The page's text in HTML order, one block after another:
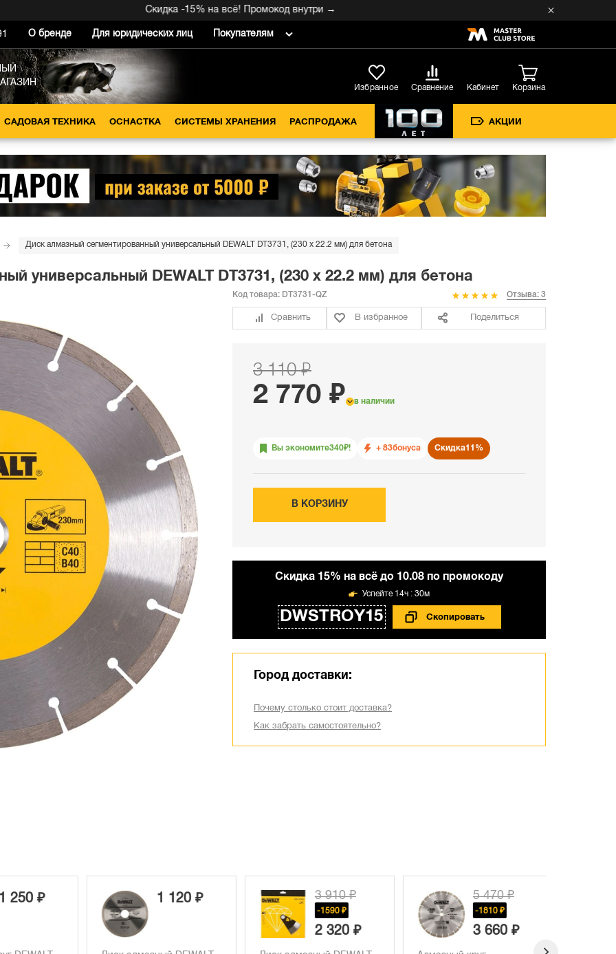
Скидка -15% на всё! Промокод внутри →
О бренде Для юридических лиц Покупателям
Избранное Сравнение Кабинет Корзина
САДОВАЯ ТЕХНИКА ОСНАСТКА СИСТЕМЫ ХРАНЕНИЯ РАСПРОДАЖА АКЦИИ
Диск алмазный сегментированный универсальный DEWALT DT3731, (230 x 22.2 мм) для бетона
универсальный DEWALT DT3731, (230 x 22.2 мм) для бетона
Код товара: DT3731-QZ Отзыва: 3
Сравнить В избранное Поделиться
3 110 ₽
2 770 ₽ в наличии
Вы экономите340₽! + 83бонуса Скидка11%
В КОРЗИНУ
Cкидка 15% на всё до 10.08 по промокоду
DWSTROY15
14ч : 30м
Город доставки:
Почему столько стоит доставка?
Как забрать самостоятельно?
250 ₽ 1 120 ₽ 3 910 ₽
-1590 ₽
2 320 ₽
5 470 ₽
-1810 ₽
3 660 ₽